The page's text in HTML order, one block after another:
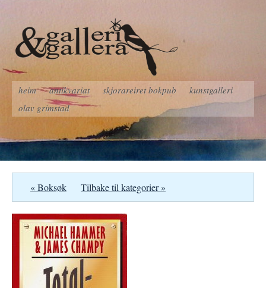
heim antikvariat skjorareiret bokpub
kunstgalleri
olav grimstad
« Boksøk Tilbake til kategorier »